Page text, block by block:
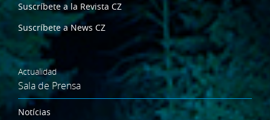
Suscríbete a la Revista CZ
Suscríbete a News CZ
Actualidad
Sala de Prensa
Notícias